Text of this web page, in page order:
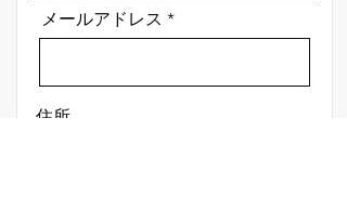
メールアドレス
住所